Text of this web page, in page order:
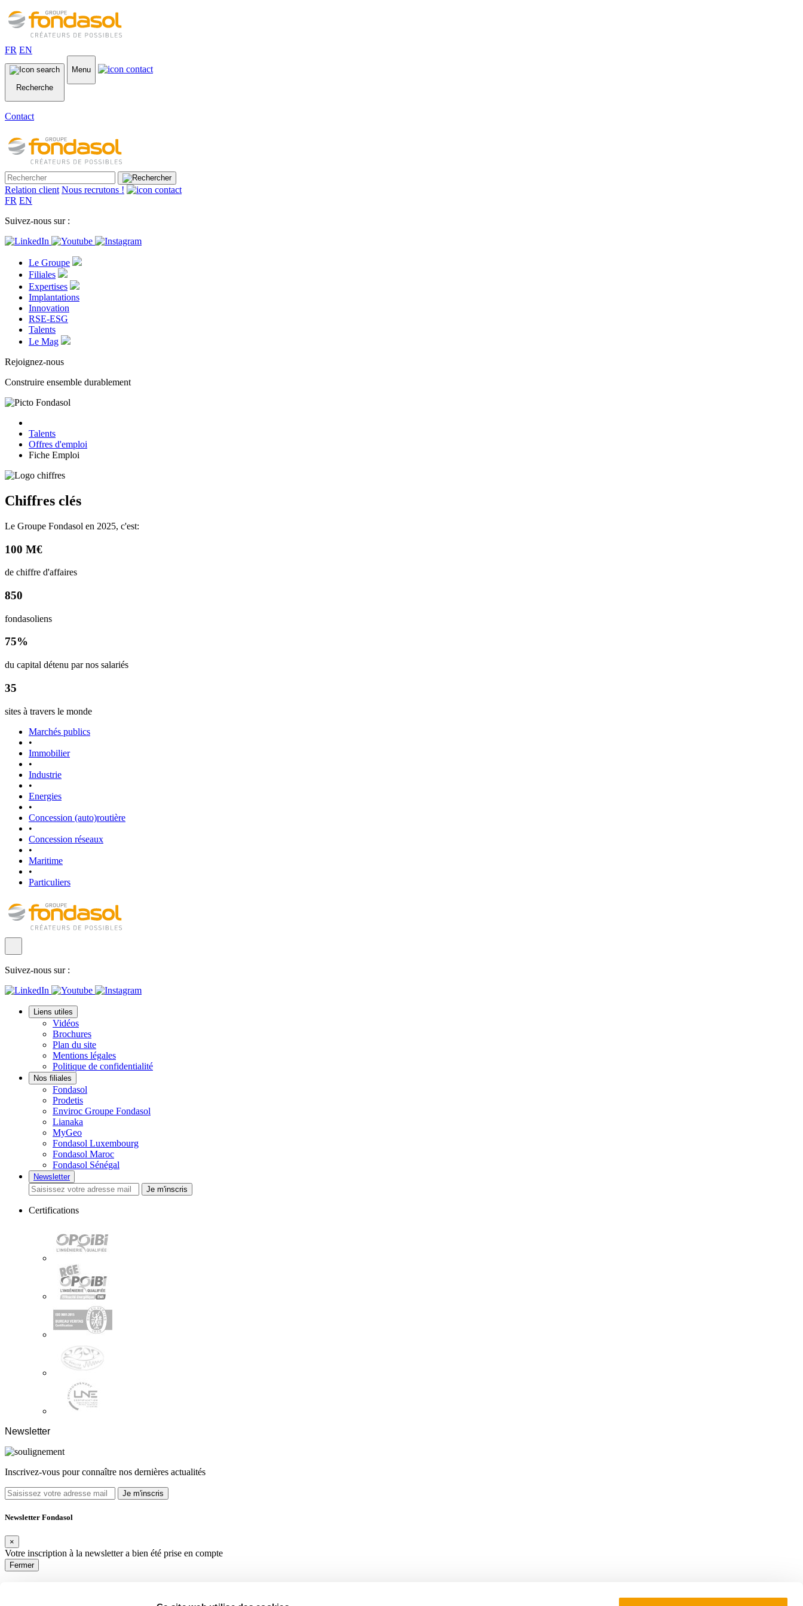
FR EN
Recherche
Menu
Contact
Relation client Nous recrutons !
FR EN
Suivez-nous sur :
Le Groupe
Filiales
Expertises
Implantations
Innovation
RSE-ESG
Talents
Le Mag
Rejoignez-nous
Construire ensemble durablement
Talents
Offres d'emploi
Fiche Emploi
Chiffres clés
Le Groupe Fondasol en 2025, c'est:
100 M€
de chiffre d'affaires
850
fondasoliens
75%
du capital détenu par nos salariés
35
sites à travers le monde
Marchés publics
•
Immobilier
•
Industrie
•
Energies
•
Concession (auto)routière
•
Concession réseaux
•
Maritime
•
Particuliers
Suivez-nous sur :
Liens utiles
Vidéos
Brochures
Plan du site
Mentions légales
Politique de confidentialité
Nos filiales
Fondasol
Prodetis
Enviroc Groupe Fondasol
Lianaka
MyGeo
Fondasol Luxembourg
Fondasol Maroc
Fondasol Sénégal
Newsletter
Je m'inscris
Certifications
Newsletter
Inscrivez-vous pour connaître nos dernières actualités
Je m'inscris
Newsletter Fondasol
×
Votre inscription à la newsletter a bien été prise en compte
Fermer